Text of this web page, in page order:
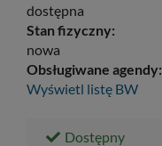
dostępna
Stan fizyczny:
nowa
Obsługiwane agendy:
Wyświetl listę BW
Dostępny